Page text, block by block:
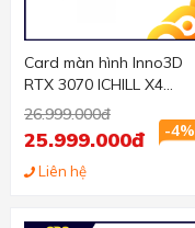
Card màn hình Inno3D
RTX 3070 ICHILL X4
(8GB GDDR6, 256-bit,
HDMI+DP, 2x8-pin)
26.999.000đ
-4%
25.999.000đ
Liên hệ